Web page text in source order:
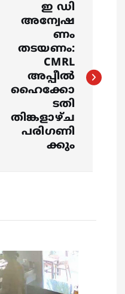
ഇ ഡി
അന്വേഷ
ണം
തടയണം:
CMRL
അപ്പീൽ
ഹൈക്കോ
ടതി
തിങ്കളാഴ്ച
പരിഗണി
ക്കും